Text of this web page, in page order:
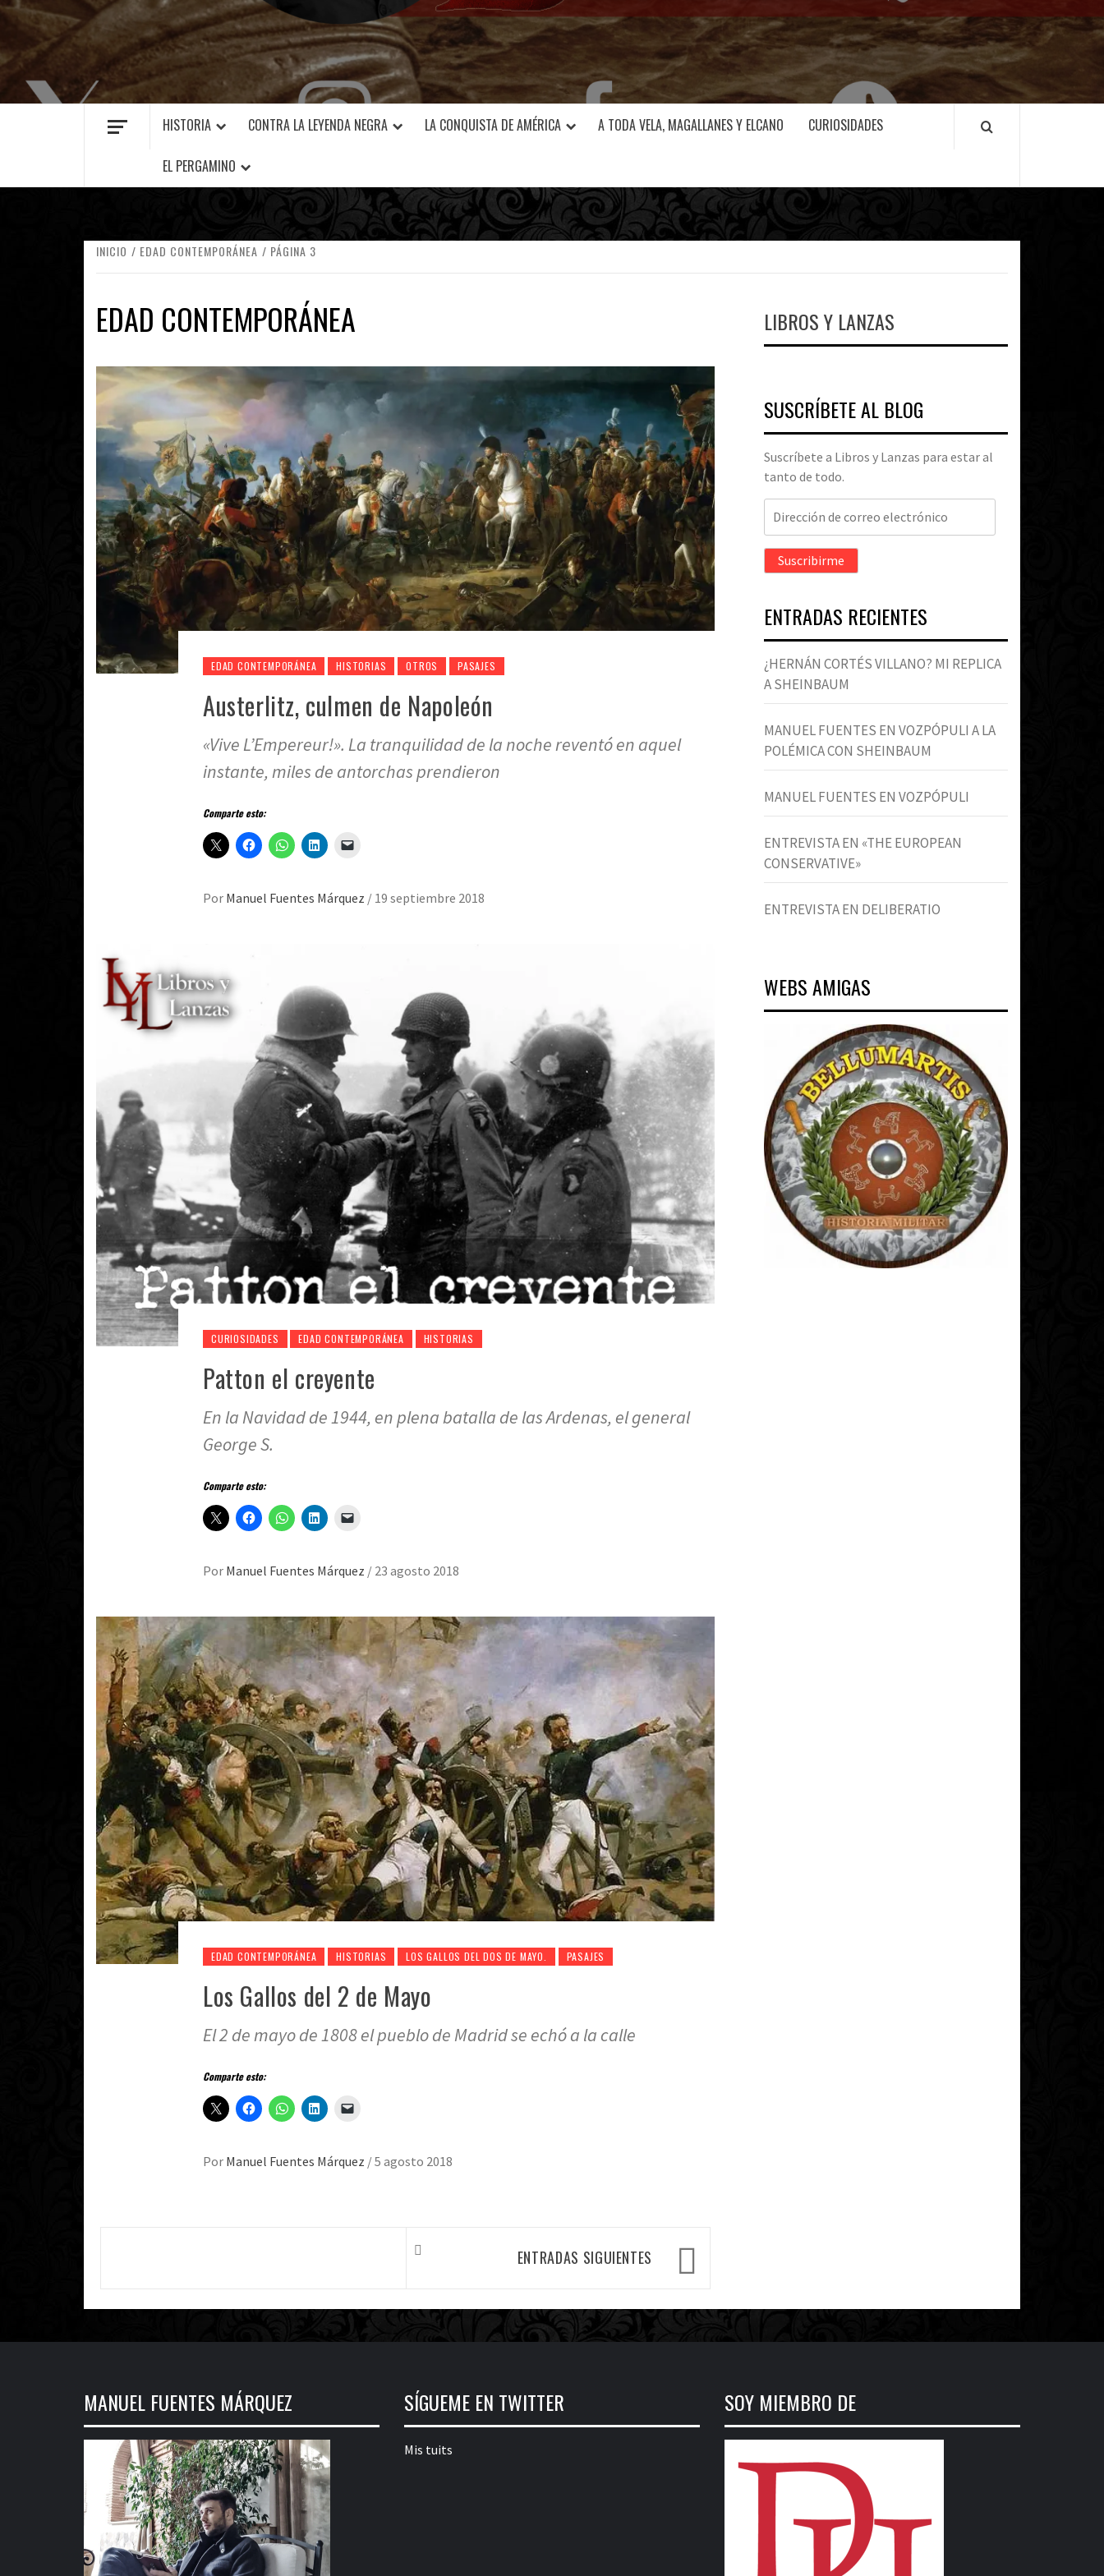
MANUEL FUENTES
HISTORIA CONTRA LA LEYENDA NEGRA LA CONQUISTA DE AMÉRICA A TODA VELA, MAGALLANES Y ELCANO CURIOSIDADES
EL PERGAMINO
INICIO EDAD CONTEMPORÁNEA PÁGINA 3
EDAD CONTEMPORÁNEA
EDAD CONTEMPORÁNEA HISTORIAS OTROS PASAJES
Austerlitz, culmen de Napoleón
«Vive L’Empereur!». La tranquilidad de la noche reventó en aquel
instante, miles de antorchas prendieron
Comparte esto:
Por Manuel Fuentes Márquez / 19 septiembre 2018
CURIOSIDADES EDAD CONTEMPORÁNEA HISTORIAS
Patton el creyente
En la Navidad de 1944, en plena batalla de las Ardenas, el general
George S.
Comparte esto:
Por Manuel Fuentes Márquez / 23 agosto 2018
EDAD CONTEMPORÁNEA HISTORIAS LOS GALLOS DEL DOS DE MAYO. PASAJES
Los Gallos del 2 de Mayo
El 2 de mayo de 1808 el pueblo de Madrid se echó a la calle
Comparte esto:
Por Manuel Fuentes Márquez /5 agosto 2018
entradas
ENTRADAS SIGUIENTES
LIBROS Y LANZAS
SUSCRÍBETE AL BLOG
Suscríbete a Libros y Lanzas para estar al
tanto de todo.
Dirección
correo
electrónico
Suscribirme
ENTRADAS RECIENTES
¿HERNÁN CORTÉS VILLANO? MI REPLICA
A SHEINBAUM
MANUEL FUENTES EN VOZPÓPULI A LA
POLÉMICA CON SHEINBAUM
MANUEL FUENTES EN VOZPÓPULI
ENTREVISTA EN «THE EUROPEAN
CONSERVATIVE»
ENTREVISTA EN DELIBERATIO
WEBS AMIGAS
MANUEL FUENTES MÁRQUEZ SÍGUEME EN TWITTER
Mis tuits
SOY MIEMBRO DE